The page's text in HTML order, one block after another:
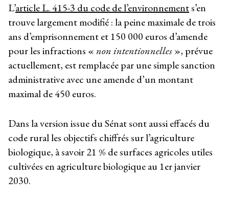
L’article L. 415-3 du code de l’environnements’en
trouve largement modifié : la peine maximale de trois
ans d’emprisonnement et 150 000 euros d’amende
pour les infractions «non intentionnelles», prévue
actuellement, est remplacée par une simple sanction
administrative avec une amende d’un montant
maximal de 450 euros.
Dans la version issue du Sénat sont aussi effacés du
code rural les objectifs chiffrés sur l’agriculture
biologique, à savoir 21 % de surfaces agricoles utiles
cultivées en agriculture biologique au 1erjanvier
2030.